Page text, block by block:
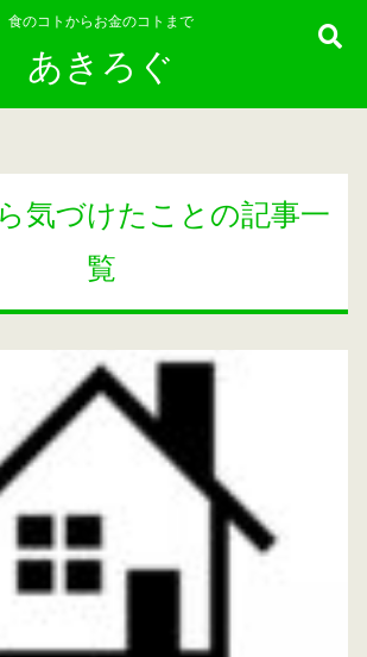
食のコトからお金のコトまで
あきろぐ
気づけたことの記事一
覧